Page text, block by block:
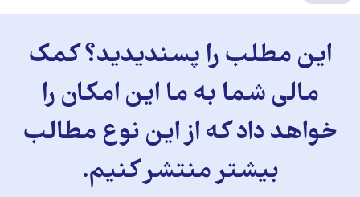
این مطلب را پسندیدید؟ کمک
مالی شما به ما این امکان را
خواهد داد که از این نوع مطالب
بیشتر منتشر کنیم.